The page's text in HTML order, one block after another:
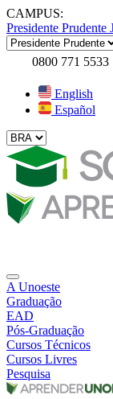
CAMPUS:
Presidente Prudente
0800 771 5533
English
Español
A Unoeste
Graduação
EAD
Pós-Graduação
Cursos Técnicos
Cursos Livres
Pesquisa